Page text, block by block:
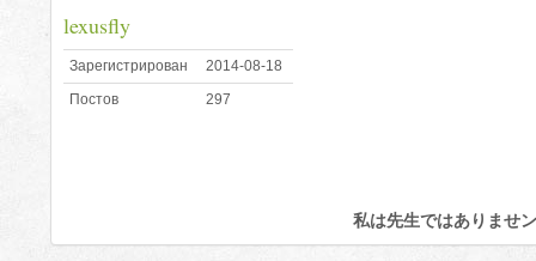
lexusfly
Зарегистрирован
2014-08-18
Постов
297
私は先生ではありませン